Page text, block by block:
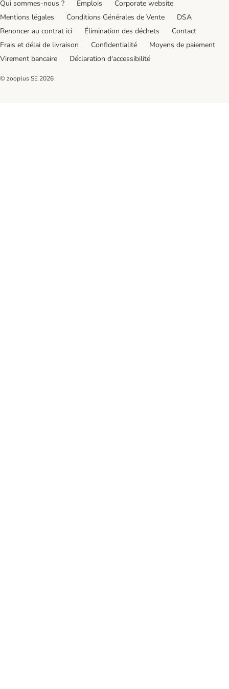
Qui sommes-nous ? Emplois
Corporate website
Mentions légales
Conditions Générales de Vente
DSA
Renoncer au contrat ici
Élimination des déchets
Contact
Frais et délai de livraison
Confidentialité
Moyens de paiement
Virement bancaire
Déclaration d'accessibilité
© zooplus SE 2026